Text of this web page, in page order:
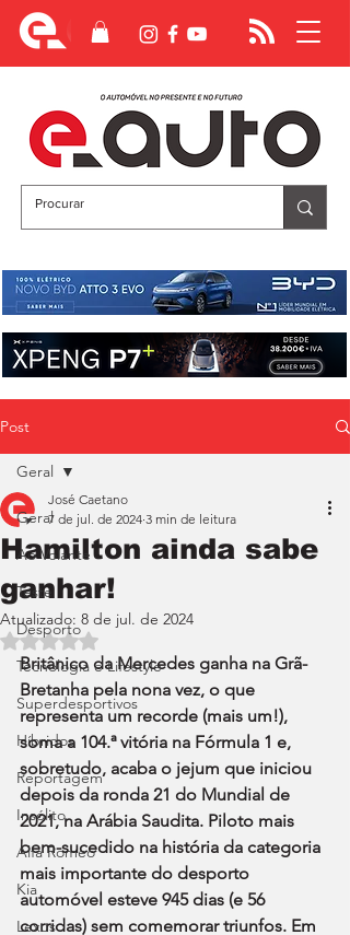
Post
Geral
Ao Volante
Teste
Desporto
Tecnologia e Lifestyle
Superdesportivos
Híbridos
Reportagem
Insólito
Alfa Romeo
Kia
Lexus
Geral
Hamilton ainda sabe
ganhar!
José Caetano
7 de jul. de 2024 3 min de leitura
Atualizado: 8 de jul. de 2024
Avaliado com NaN de 5 estrelas.
Britânico da Mercedes ganha na Grã-
Bretanha pela nona vez, o que
representa um recorde (mais um!),
soma a 104.ª vitória na Fórmula 1 e,
sobretudo, acaba o jejum que iniciou
depois da ronda 21 do Mundial de
2021, na Arábia Saudita. Piloto mais
bem-sucedido na história da categoria
mais importante do desporto
automóvel esteve 945 dias (e 56
corridas) sem comemorar triunfos. Em